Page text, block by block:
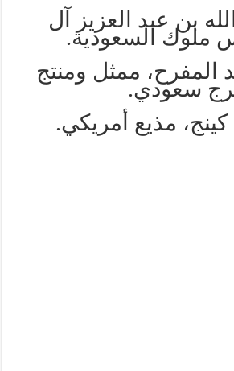
الله بن عبد العزيز آل
ملوك السعودية.
المفرح، ممثل ومنتج
سعودي.